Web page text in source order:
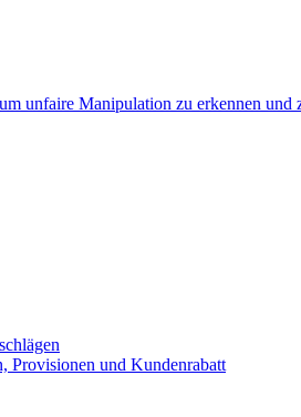
Manipulation zu erkennen und
Provisionen und Kundenrabatt